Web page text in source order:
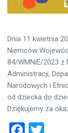
Dnia 11 kwietnia
Niemców
84/WMNiE/2023 z
Administracji,
Narodowych i
od dziecka do
Dziękujemy za